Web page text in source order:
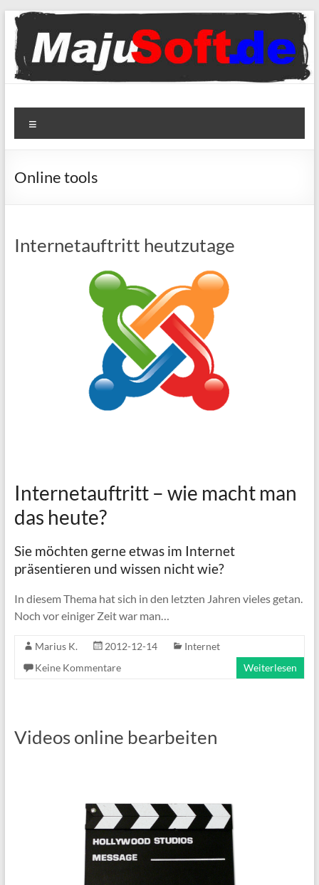
Zum
Inhalt
springen
MajuSoft
Just
fun
Online tools
Internetauftritt heutzutage
Internetauftritt – wie macht man
das heute?
Sie möchten gerne etwas im Internet
präsentieren und wissen nicht wie?
In diesem Thema hat sich in den letzten Jahren vieles getan.
Noch vor einiger Zeit war man…
Marius K. 2012-12-14
Internet
Keine Kommentare
Weiterlesen
Videos online bearbeiten